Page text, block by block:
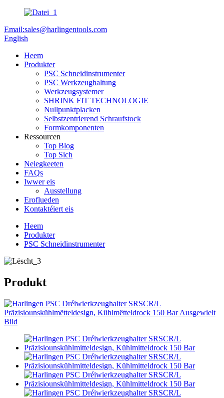
Email:sales@harlingentools.com
English
Heem
Produkter
PSC Schneidinstrumenter
PSC Werkzeughaltung
Werkzeugsystemer
SHRINK FIT TECHNOLOGIE
Nullpunktplacken
Selbstzentrierend Schraufstock
Formkomponenten
Ressourcen
Top Blog
Top Sich
Neiegkeeten
FAQs
Iwwer eis
Ausstellung
Eroflueden
Kontaktéiert eis
Heem
Produkter
PSC Schneidinstrumenter
Produkt